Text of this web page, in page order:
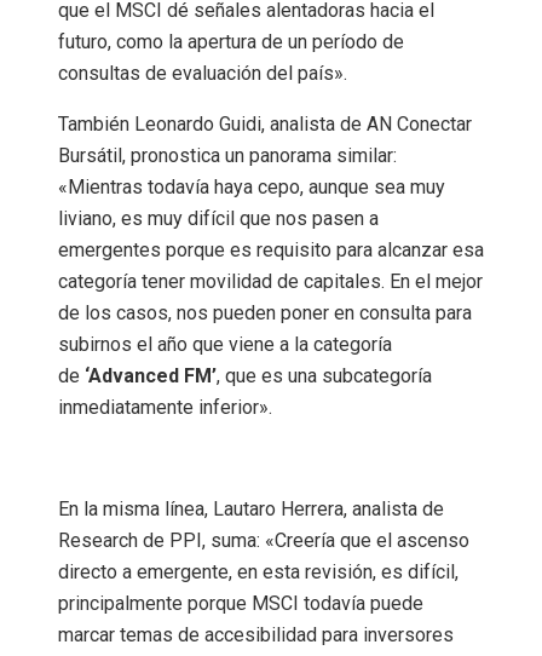
que el MSCI dé señales alentadoras hacia el
futuro, como la apertura de un período de
consultas de evaluación del país».
También Leonardo Guidi, analista de AN Conectar
Bursátil, pronostica un panorama similar:
«Mientras todavía haya cepo, aunque sea muy
liviano, es muy difícil que nos pasen a
emergentes porque es requisito para alcanzar esa
categoría tener movilidad de capitales. En el mejor
de los casos, nos pueden poner en consulta para
subirnos el año que viene a la categoría
de ‘Advanced FM’, que es una subcategoría
inmediatamente inferior».
En la misma línea, Lautaro Herrera, analista de
Research de PPI, suma: «Creería que el ascenso
directo a emergente, en esta revisión, es difícil,
principalmente porque MSCI todavía puede
marcar temas de accesibilidad para inversores